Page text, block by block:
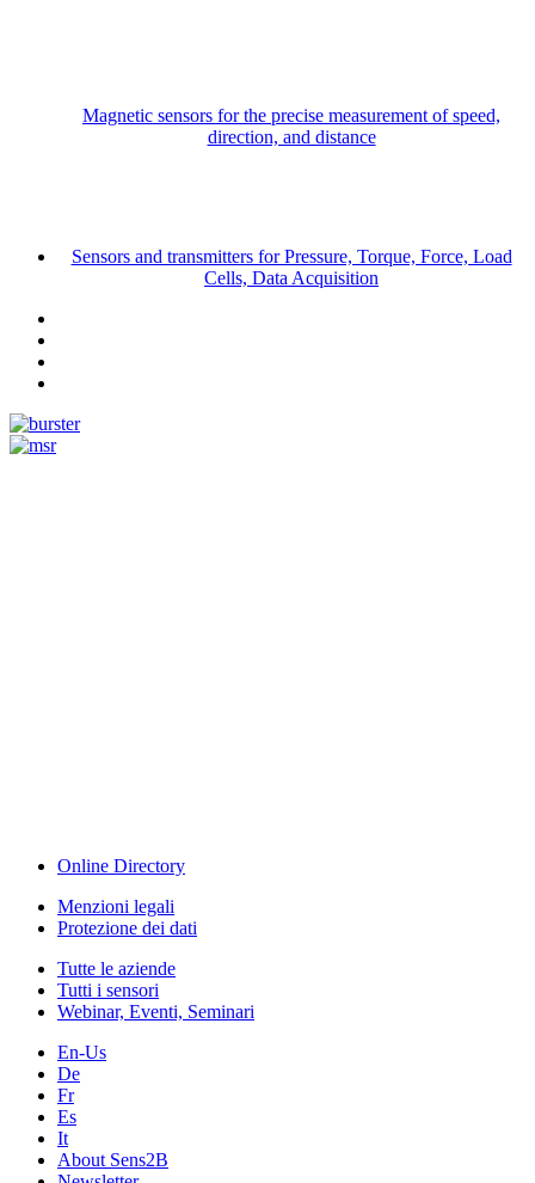
Magnetic sensors for the precise measurement of speed,
direction, and distance
Sensors and transmitters for Pressure, Torque, Force, Load
Cells, Data Acquisition
Online Directory
Menzioni legali
Protezione dei dati
Tutte le aziende
Tutti i sensori
Webinar, Eventi, Seminari
En-Us
De
Fr
Es
It
About Sens2B